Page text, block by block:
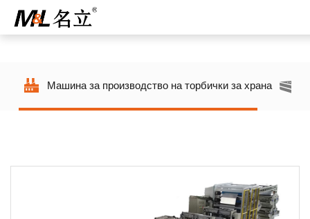
Машина за производство на торбички за храна